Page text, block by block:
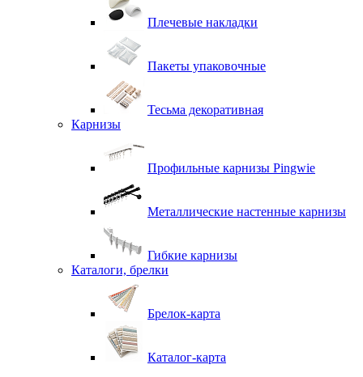
Плечевые накладки
Пакеты упаковочные
Тесьма декоративная
Карнизы
Профильные карнизы Pingwie
Металлические настенные карнизы
Гибкие карнизы
Каталоги, брелки
Брелок-карта
Каталог-карта